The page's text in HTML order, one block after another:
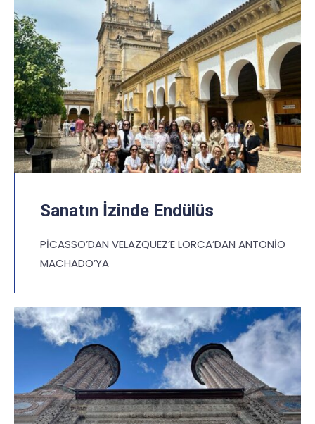
Sanatın İzinde Endülüs
PİCASSO’DAN VELAZQUEZ’E LORCA’DAN ANTONİO
MACHADO’YA